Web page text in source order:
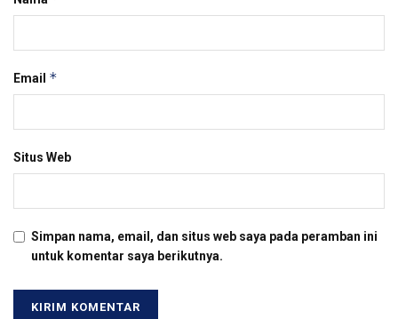
Email *
Situs Web
Simpan nama, email, dan situs web saya pada peramban ini
untuk komentar saya berikutnya.